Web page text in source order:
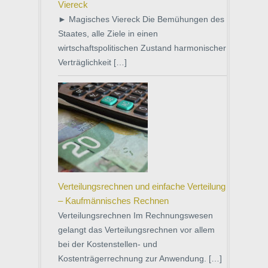
Viereck
► Magisches Viereck Die Bemühungen des
Staates, alle Ziele in einen
wirtschaftspolitischen Zustand harmonischer
Verträglichkeit […]
Verteilungsrechnen und einfache Verteilung
– Kaufmännisches Rechnen
Verteilungsrechnen Im Rechnungswesen
gelangt das Verteilungsrechnen vor allem
bei der Kostenstellen- und
Kostenträgerrechnung zur Anwendung. […]